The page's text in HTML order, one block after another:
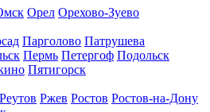
Орел Орехово-Зуево
Парголово Патрушева
Пермь Петергоф Подольск
Пятигорск
Реутов Ржев Ростов Ростов-на-Дону